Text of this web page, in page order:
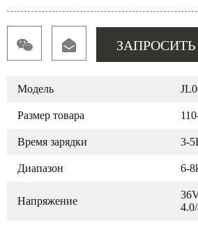
ЗАПРОСИТЬ
Модель
Размер товара
Время зарядки 3-
Диапазон 6-
Напряжение